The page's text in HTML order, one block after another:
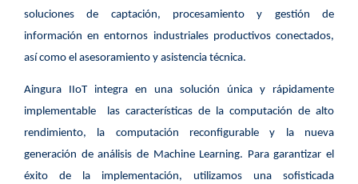
soluciones de captación, procesamiento y gestión de
información en entornos industriales productivos conectados,
así como el asesoramiento y asistencia técnica.
Aingura IIoT integra en una solución única y rápidamente
implementable las características de la computación de alto
rendimiento, la computación reconfigurable y la nueva
generación de análisis de Machine Learning. Para garantizar el
éxito de la implementación, utilizamos una sofisticada